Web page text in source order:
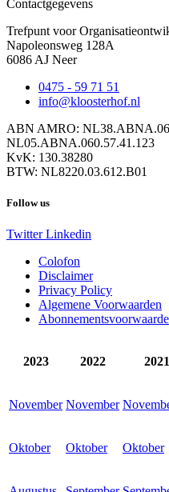
Contactgegevens
Trefpunt voor
Napoleonsweg 128A
6086 AJ Neer
0475 - 59 71 51
info@kloosterhof.nl
ABN AMRO:
NL05.ABNA.060.57.41.123
KvK: 130.38280
BTW: NL8220.03.612.B01
Follow us
Twitter Linkedin
Colofon
Disclaimer
Privacy Policy
Algemene Voorwaarden
2023 2022 2021
November November
Oktober Oktober Oktober